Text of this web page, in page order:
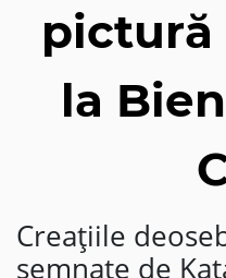
pictură
la
Creațiile
semnate de